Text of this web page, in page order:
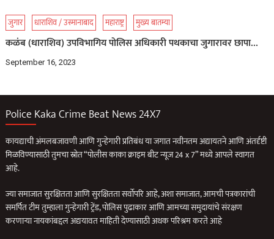
जुगार धाराशिव / उस्मानाबाद महाराष्ट्र मुख्य बातम्या
कळंब (धाराशिव) उपविभागिय पोलिस अधिकारी पथकाचा जुगारावर छापा…
September 16, 2023
Police Kaka Crime Beat News 24X7
कायद्याची अंमलबजावणी आणि गुन्हेगारी प्रतिबंध या जगात नवीनतम अद्यायतने आणि अंतर्दृष्टी
मिळविण्यासाठी तुमचा स्रोत “पोलीस काका क्राइम बीट न्यूज 24 x 7” मध्ये आपले स्वागत
आहे.
ज्या समाजात सुरक्षितता आणि सुरक्षितता सर्वोपरि आहे, अशा समाजात, आमची पत्रकारांची
समर्पित टीम तुम्हाला गुन्हेगारी ट्रेंड, पोलिस पुढाकार आणि आमच्या समुदायांचे संरक्षण
करणार्‍या नायकांबद्दल अद्ययावत माहिती देण्यासाठी अथक परिश्रम करते आहे